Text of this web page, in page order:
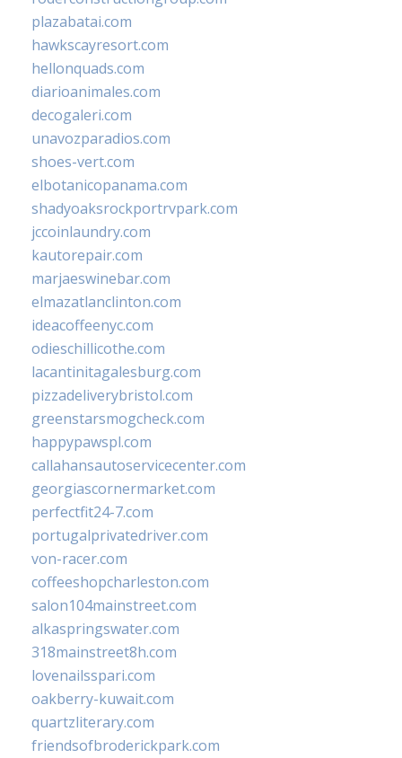
plazabatai.com
hawkscayresort.com
hellonquads.com
diarioanimales.com
decogaleri.com
unavozparadios.com
shoes-vert.com
elbotanicopanama.com
shadyoaksrockportrvpark.com
jccoinlaundry.com
kautorepair.com
marjaeswinebar.com
elmazatlanclinton.com
ideacoffeenyc.com
odieschillicothe.com
lacantinitagalesburg.com
pizzadeliverybristol.com
greenstarsmogcheck.com
happypawspl.com
callahansautoservicecenter.com
georgiascornermarket.com
perfectfit24-7.com
portugalprivatedriver.com
von-racer.com
coffeeshopcharleston.com
salon104mainstreet.com
alkaspringswater.com
318mainstreet8h.com
lovenailsspari.com
oakberry-kuwait.com
quartzliterary.com
friendsofbroderickpark.com